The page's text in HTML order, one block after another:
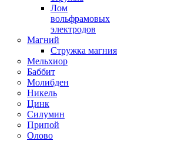
Лом
вольфрамовых
электродов
Магний
Стружка магния
Мельхиор
Баббит
Молибден
Никель
Цинк
Силумин
Припой
Олово